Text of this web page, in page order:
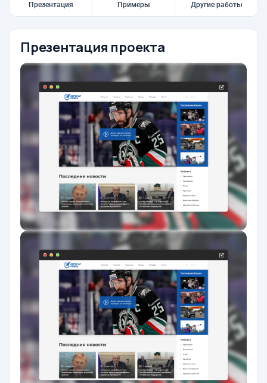
Презентация Примеры Другие работы
Презентация проекта